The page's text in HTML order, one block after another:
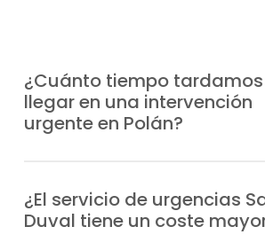
¿Cuánto tiempo tardamos
llegar en una intervención
urgente en Polán?
distribuidas
tu ubicación en Polán lo antes
¿El servicio de urgencias
Duval tiene un coste